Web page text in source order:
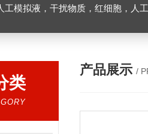
工模拟液，干扰物质，红细胞，人
类
产品展示 /